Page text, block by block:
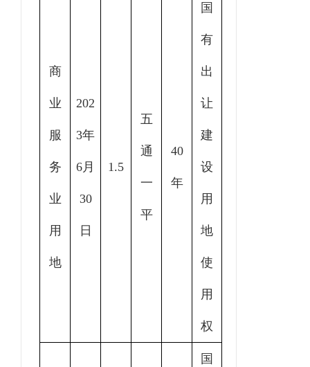
商
业
服
务
业
用
地
202
3年
6月
30
日
1.5
五
通
一
平
40
年
国
有
出
让
建
设
用
地
使
用
权
国